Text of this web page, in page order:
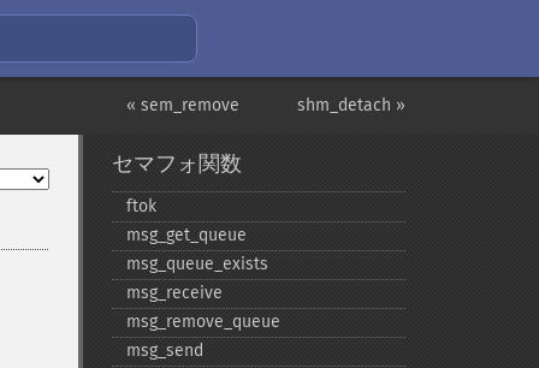
shm_detach »
« sem_remove
セマフォ関数
ftok
msg_​get_​queue
msg_​queue_​exists
msg_​receive
msg_​remove_​queue
msg_​send